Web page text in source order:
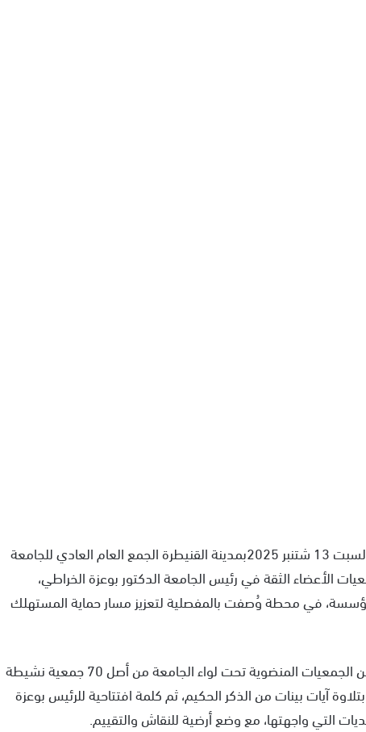
انعقد اليوم السبت 13 شتنبر 2025بمدينة القنيطرة الجمع العام العادي للجامعة
الأعضاء الثقة في رئيس الجامعة الدكتور بوعزة الخراطي،
في محطة وُصفت بالمفصلية لتعزيز مسار حماية المستهلك
وقد حضر أشغال الجمع العام ما يقارب 60 ممثلاً عن الجمعيات المنضوية تحت لواء الجامعة من أصل 70 جمعية نشيطة
آيات بينات من الذكر الحكيم، ثم كلمة افتتاحية للرئيس بوعزة
التي واجهتها، مع وضع أرضية للنقاش والتقييم.